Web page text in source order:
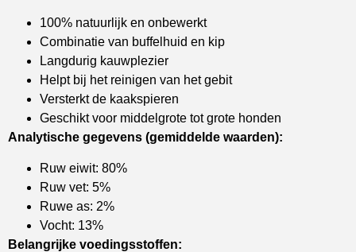
100% natuurlijk en onbewerkt
Combinatie van buffelhuid en kip
Langdurig kauwplezier
Helpt bij het reinigen van het gebit
Versterkt de kaakspieren
Geschikt voor middelgrote tot grote honden
Analytische gegevens (gemiddelde waarden):
Ruw eiwit: 80%
Ruw vet: 5%
Ruwe as: 2%
Vocht: 13%
Belangrijke voedingsstoffen: